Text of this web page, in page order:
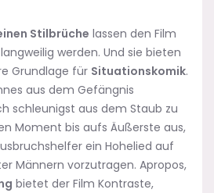
Stilbrüche lassen den Film
werden. Und sie bieten
Grundlage für Situationskomik.
aus dem Gefängnis
schleunigst aus dem Staub zu
Moment bis aufs Äußerste aus,
ein Hohelied auf
Männern vorzutragen. Apropos,
bietet der Film Kontraste,